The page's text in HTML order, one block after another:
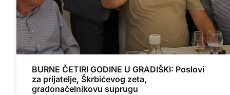
BURNE ČETIRI GODINE U GRADIŠKI: Poslovi
za prijatelje, Škrbićevog zeta,
gradonačelnikovu suprugu